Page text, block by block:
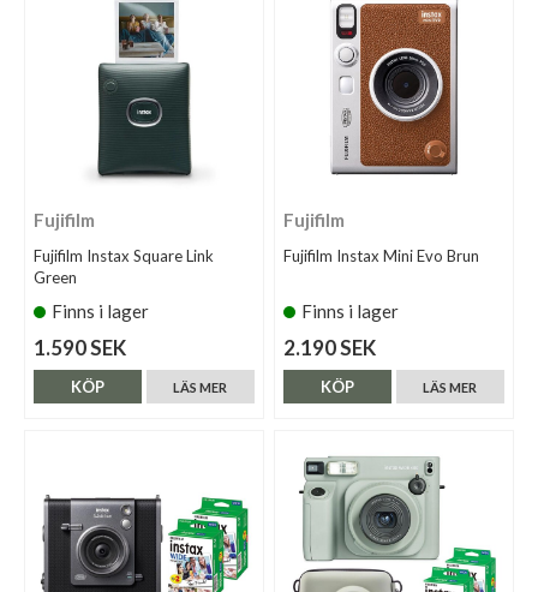
Fujifilm
Fujifilm Instax Square Link
Green
Finns i lager
1.590 SEK
LÄS MER
KÖP
Fujifilm
Fujifilm Instax Mini Evo Brun
Finns i lager
2.190 SEK
LÄS MER
KÖP